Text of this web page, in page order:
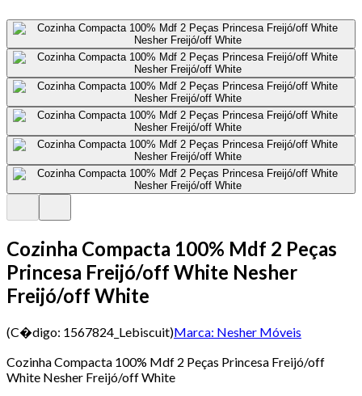
Cozinha Compacta 100% Mdf 2 Peças
Princesa Freijó/off White Nesher
Freijó/off White
(C�digo: 1567824_Lebiscuit)Marca: Nesher Móveis
Cozinha Compacta 100% Mdf 2 Peças Princesa Freijó/off
White Nesher Freijó/off White